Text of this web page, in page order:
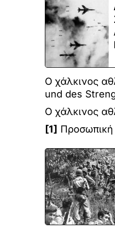
Ο χάλκινος
und des
Ο χάλκινος
[1]